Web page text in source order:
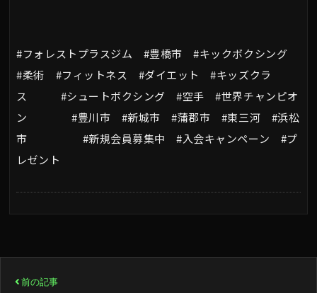
#フォレストプラスジム #豊橋市 #キックボクシング
#柔術 #フィットネス #ダイエット #キッズクラ
ス #シュートボクシング #空手 #世界チャンピオ
ン #豊川市 #新城市 #蒲郡市 #東三河 #浜松
市 #新規会員募集中 #入会キャンペーン #プ
レゼント
前の記事